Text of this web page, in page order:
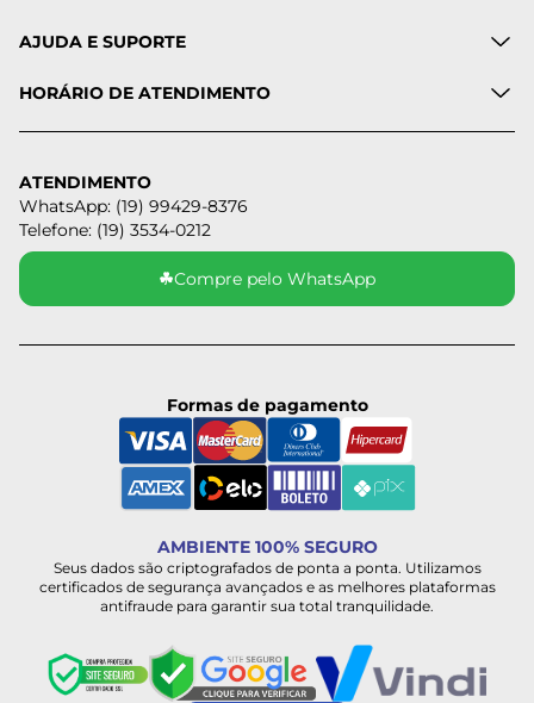
AJUDA E SUPORTE
HORÁRIO DE ATENDIMENTO
ATENDIMENTO
WhatsApp: (19) 99429-8376
Telefone: (19) 3534-0212
☘Compre pelo WhatsApp
Formas de pagamento
AMBIENTE 100% SEGURO
Seus dados são criptografados de ponta a ponta. Utilizamos
certificados de segurança avançados e as melhores plataformas
antifraude para garantir sua total tranquilidade.